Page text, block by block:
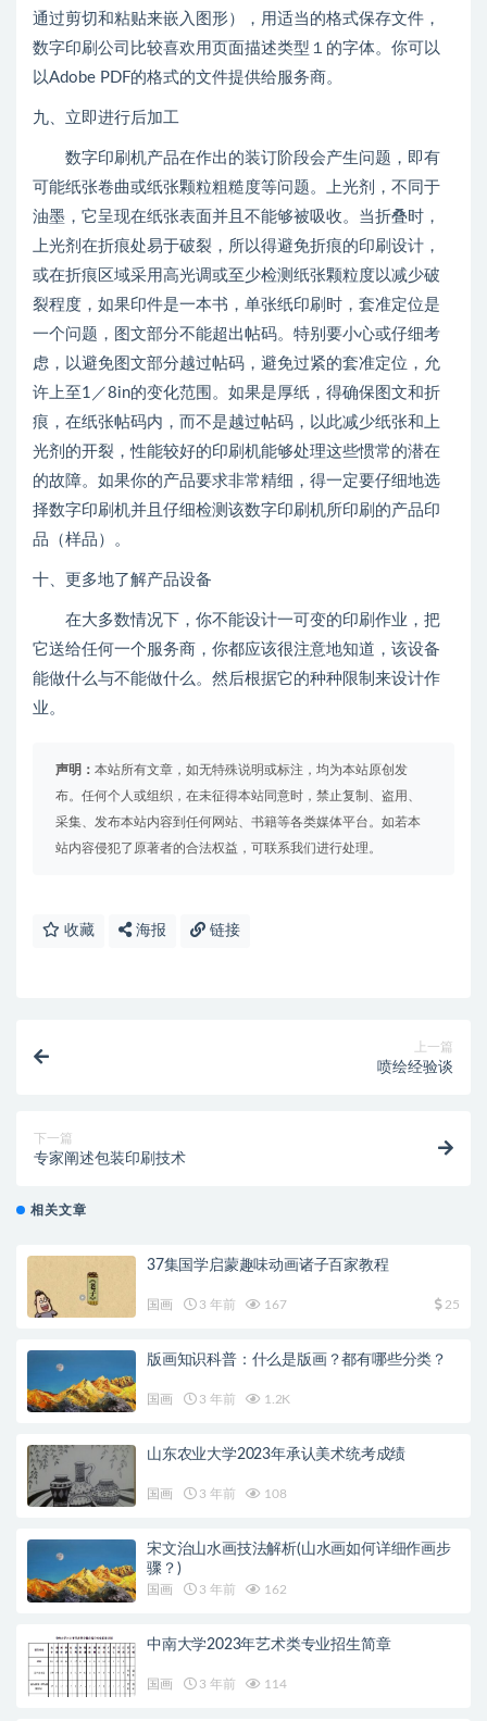
通过剪切和粘贴来嵌入图形），用适当的格式保存文件，
数字印刷公司比较喜欢用页面描述类型１的字体。你可以
以Adobe PDF的格式的文件提供给服务商。
九、立即进行后加工
数字印刷机产品在作出的装订阶段会产生问题，即有
可能纸张卷曲或纸张颗粒粗糙度等问题。上光剂，不同于
油墨，它呈现在纸张表面并且不能够被吸收。当折叠时，
上光剂在折痕处易于破裂，所以得避免折痕的印刷设计，
或在折痕区域采用高光调或至少检测纸张颗粒度以减少破
裂程度，如果印件是一本书，单张纸印刷时，套准定位是
一个问题，图文部分不能超出帖码。特别要小心或仔细考
虑，以避免图文部分越过帖码，避免过紧的套准定位，允
许上至1／8in的变化范围。如果是厚纸，得确保图文和折
痕，在纸张帖码内，而不是越过帖码，以此减少纸张和上
光剂的开裂，性能较好的印刷机能够处理这些惯常的潜在
的故障。如果你的产品要求非常精细，得一定要仔细地选
择数字印刷机并且仔细检测该数字印刷机所印刷的产品印
品（样品）。
十、更多地了解产品设备
在大多数情况下，你不能设计一可变的印刷作业，把
它送给任何一个服务商，你都应该很注意地知道，该设备
能做什么与不能做什么。然后根据它的种种限制来设计作
业。
声明： 本站所有文章，如无特殊说明或标注，均为本站原创发
布。任何个人或组织，在未征得本站同意时，禁止复制、盗用、
采集、发布本站内容到任何网站、书籍等各类媒体平台。如若本
站内容侵犯了原著者的合法权益，可联系我们进行处理。
收藏 海报 链接
上一篇
喷绘经验谈
下一篇
专家阐述包装印刷技术
相关文章
37集国学启蒙趣味动画诸子百家教程
国画 3 年前 167 25
版画知识科普：什么是版画？都有哪些分类？
国画 3 年前 1.2K
山东农业大学2023年承认美术统考成绩
国画 3 年前 108
宋文治山水画技法解析(山水画如何详细作画步
骤？)
国画 3 年前 162
中南大学2023年艺术类专业招生简章
国画 3 年前 114